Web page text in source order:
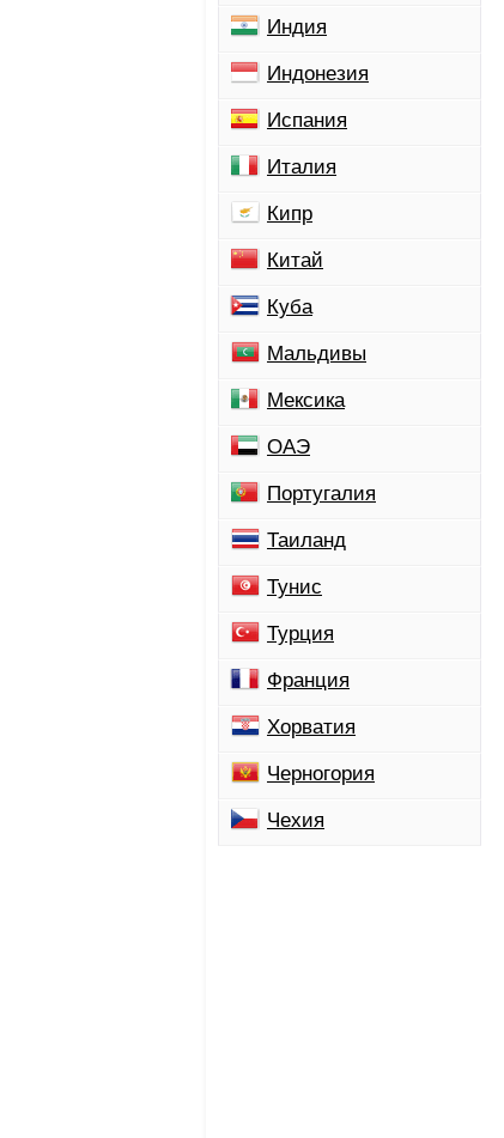
Индия
Индонезия
Испания
Италия
Кипр
Китай
Куба
Мальдивы
Мексика
ОАЭ
Португалия
Таиланд
Тунис
Турция
Франция
Хорватия
Черногория
Чехия